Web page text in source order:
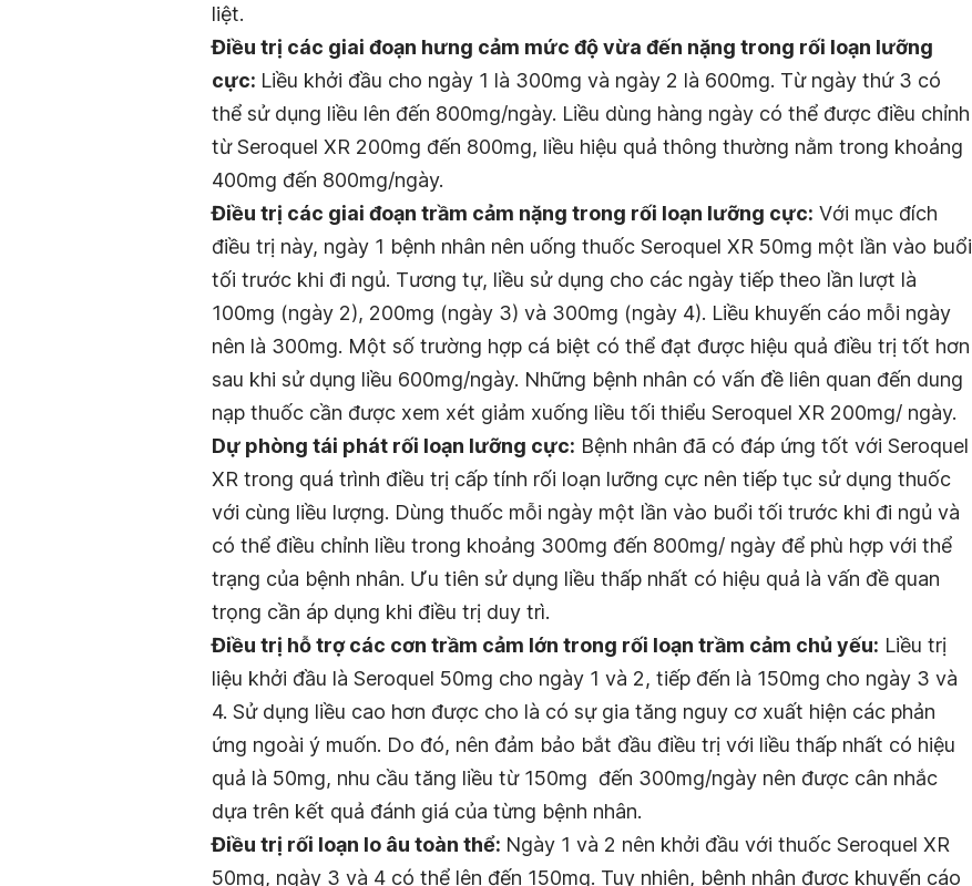
liệt.
Điều trị các giai đoạn hưng cảm mức độ vừa đến nặng trong rối loạn lưỡng
cực: Liều khởi đầu cho ngày 1 là 300mg và ngày 2 là 600mg. Từ ngày thứ 3 có
thể sử dụng liều lên đến 800mg/ngày. Liều dùng hàng ngày có thể được điều chỉnh
từ Seroquel XR 200mg đến 800mg, liều hiệu quả thông thường nằm trong khoảng
400mg đến 800mg/ngày.
Điều trị các giai đoạn trầm cảm nặng trong rối loạn lưỡng cực: Với mục đích
điều trị này, ngày 1 bệnh nhân nên uống thuốc Seroquel XR 50mg một lần vào buổi
tối trước khi đi ngủ. Tương tự, liều sử dụng cho các ngày tiếp theo lần lượt là
100mg (ngày 2), 200mg (ngày 3) và 300mg (ngày 4). Liều khuyến cáo mỗi ngày
nên là 300mg. Một số trường hợp cá biệt có thể đạt được hiệu quả điều trị tốt hơn
sau khi sử dụng liều 600mg/ngày. Những bệnh nhân có vấn đề liên quan đến dung
nạp thuốc cần được xem xét giảm xuống liều tối thiểu Seroquel XR 200mg/ ngày.
Dự phòng tái phát rối loạn lưỡng cực: Bệnh nhân đã có đáp ứng tốt với Seroquel
XR trong quá trình điều trị cấp tính rối loạn lưỡng cực nên tiếp tục sử dụng thuốc
với cùng liều lượng. Dùng thuốc mỗi ngày một lần vào buổi tối trước khi đi ngủ và
có thể điều chỉnh liều trong khoảng 300mg đến 800mg/ ngày để phù hợp với thể
trạng của bệnh nhân. Ưu tiên sử dụng liều thấp nhất có hiệu quả là vấn đề quan
trọng cần áp dụng khi điều trị duy trì.
Điều trị hỗ trợ các cơn trầm cảm lớn trong rối loạn trầm cảm chủ yếu: Liều trị
liệu khởi đầu là Seroquel 50mg cho ngày 1 và 2, tiếp đến là 150mg cho ngày 3 và
4. Sử dụng liều cao hơn được cho là có sự gia tăng nguy cơ xuất hiện các phản
ứng ngoài ý muốn. Do đó, nên đảm bảo bắt đầu điều trị với liều thấp nhất có hiệu
quả là 50mg, nhu cầu tăng liều từ 150mg đến 300mg/ngày nên được cân nhắc
dựa trên kết quả đánh giá của từng bệnh nhân.
Điều trị rối loạn lo âu toàn thể: Ngày 1 và 2 nên khởi đầu với thuốc Seroquel XR
50mg, ngày 3 và 4 có thể lên đến 150mg. Tuy nhiên, bệnh nhân được khuyến cáo